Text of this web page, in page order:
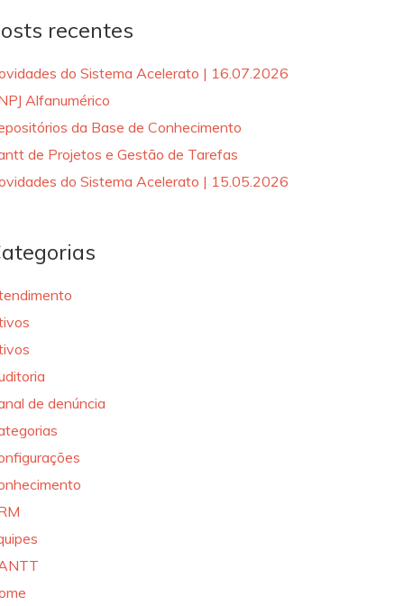
recentes
do Sistema Acelerato | 16.07.2026
Alfanumérico
da Base de Conhecimento
de Projetos e Gestão de Tarefas
do Sistema Acelerato | 15.05.2026
de denúncia